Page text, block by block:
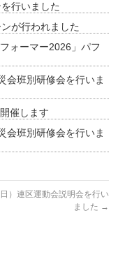
行いました
が行われました
ォーマー2026」パフ
会班別研修会を行いま
催します
会班別研修会を行いま
）連区運動会説明会を行い
ました →